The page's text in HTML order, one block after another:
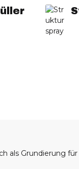
als Grundierung